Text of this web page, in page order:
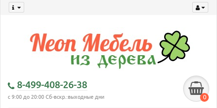
8-499-408-26-38
с 9:00 до 20:00 Сб-вскр.:выходные дни 0